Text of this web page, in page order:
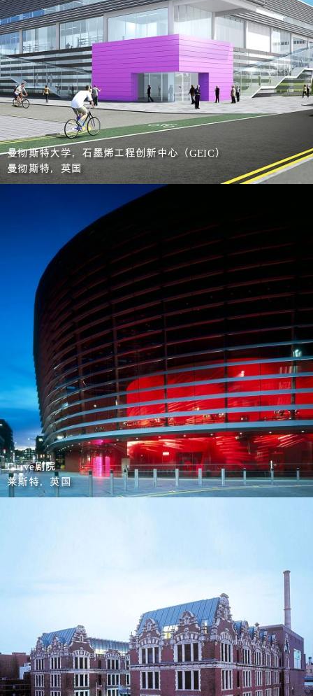
曼彻斯特大学，石墨烯工程创新中心（GEIC）
曼彻斯特，英国
Curve剧院
莱斯特，英国